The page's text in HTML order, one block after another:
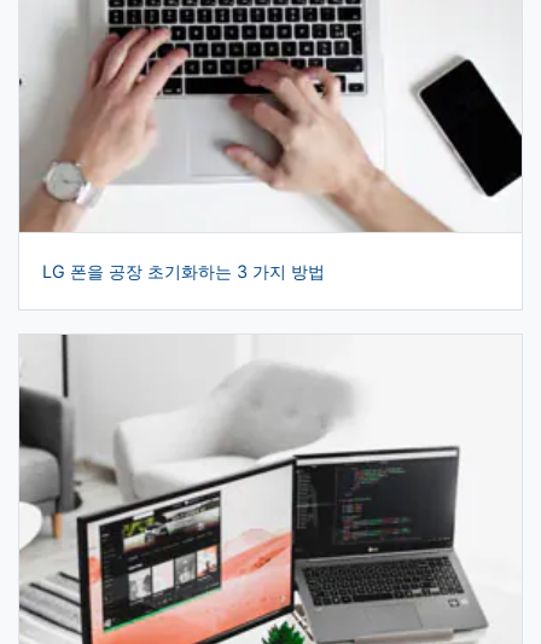
LG 폰을 공장 초기화하는 3 가지 방법